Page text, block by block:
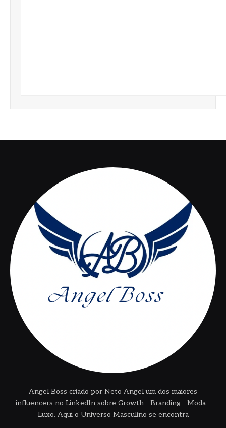
Angel Boss criado por Neto Angel um dos maiores
influencers no LinkedIn sobre Growth - Branding - Moda -
Luxo. Aqui o Universo Masculino se encontra